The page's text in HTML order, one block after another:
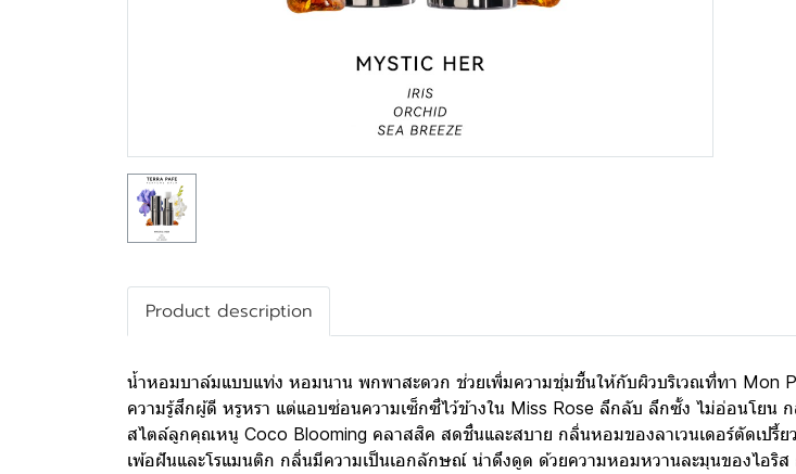
Product description
น้ำหอมบาล์มแบบแท่ง หอมนาน พกพาสะดวก ช่วยเพิ่มความชุ่มชื้นให้กับผิวบริเวณที่ทา Mon
ความรู้สึกผู้ดี หรูหรา แต่แอบซ่อนความเซ็กซี่ไว้ข้างใน Miss Rose ลึกลับ ลึกซั้ง ไม่อ่อนโย
สไตล์ลูกคุณหนู Coco Blooming คลาสสิค สดชื่นและสบาย กลิ่นหอมของลาเวนเดอร์ตัดเป
เพ้อฝันและโรแมนติก กลิ่นมีความเป็นเอกลักษณ์ น่าดึงดูด ด้วยความหอมหวานละมุนของไอริ